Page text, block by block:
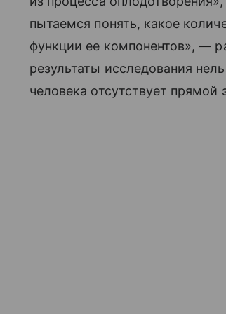
пытаемся понять, какое
функции ее компонентов», —
результаты исследования
человека отсутствует прямой